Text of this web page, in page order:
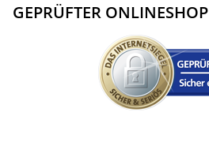
GEPRÜFTER ONLINESHOP